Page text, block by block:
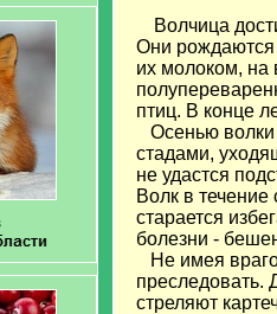
Волчица
Они рождаются
их молоком, на
птиц. В конце
Осенью волки
стадами,
не удастся
Волк в
старается
болезни -
Не имея
преследовать.
стреляют